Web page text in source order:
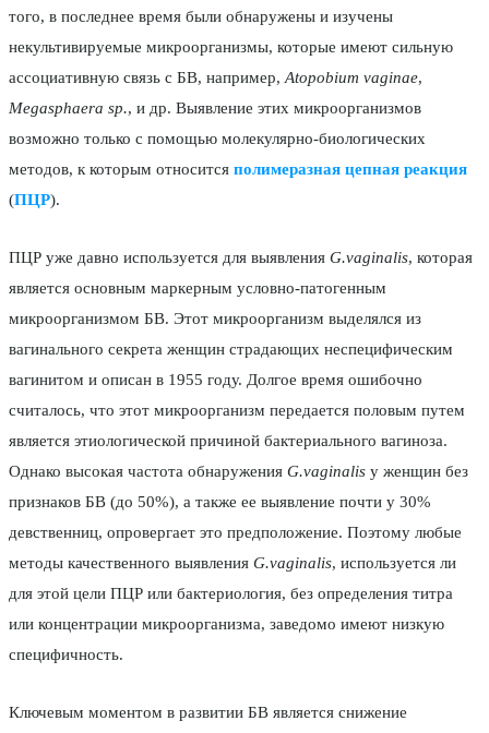
того, в последнее время были обнаружены и изучены
некультивируемые микроорганизмы, которые имеют сильную
ассоциативную связь с БВ, например,Atopobium vaginae,
Megasphaera sp., и др. Выявление этих микроорганизмов
возможно только с помощью молекулярно-биологических
методов, к которым относится полимеразная цепная реакция
(ПЦР).
ПЦР уже давно используется для выявления G.vaginalis, которая
является основным маркерным условно-патогенным
микроорганизмом БВ. Этот микроорганизм выделялся из
вагинального секрета женщин страдающих неспецифическим
вагинитом и описан в 1955 году. Долгое время ошибочно
считалось, что этот микроорганизм передается половым путем
является этиологической причиной бактериального вагиноза.
Однако высокая частота обнаружения G.vaginalis у женщин без
признаков БВ (до 50%), а также ее выявление почти у 30%
девственниц, опровергает это предположение. Поэтому любые
методы качественного выявления G.vaginalis, используется ли
для этой цели ПЦР или бактериология, без определения титра
или концентрации микроорганизма, заведомо имеют низкую
специфичность.
Ключевым моментом в развитии БВ является снижение